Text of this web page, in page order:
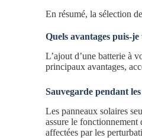
En résumé, la sélection
Quels avantages puis-
L’ajout d’une batterie à
principaux avantages,
Sauvegarde pendant
Les panneaux solaires
assure le fonctionnement
affectées par les